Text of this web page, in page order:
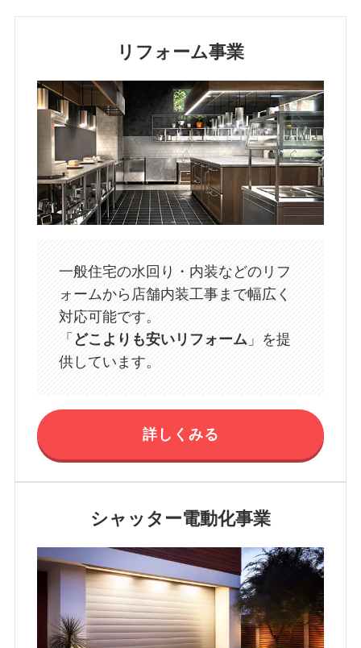
リフォーム事業
一般住宅の水回り・内装などのリフ
ォームから店舗内装工事まで幅広く
対応可能です。
「 どこよりも安いリフォーム」を提
供しています。
詳しくみる
シャッター電動化事業